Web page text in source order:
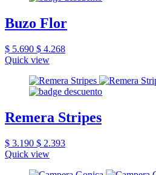
Buzo Flor
$ 5.690 $ 4.268
Quick view
Remera Stripes
$ 3.190 $ 2.393
Quick view